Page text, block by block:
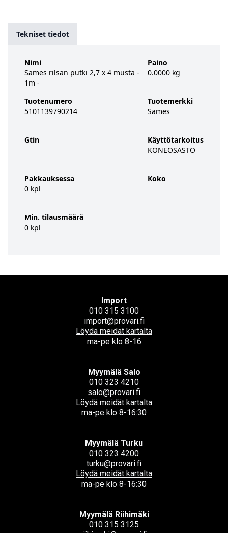
Tekniset tiedot
Nimi
Sames rilsan putki 2,7 x 4 musta -
1m -
Tuotenumero
5101139790214
Gtin
Pakkauksessa
0 kpl
Min. tilausmäärä
0 kpl
Paino
0.0000 kg
Tuotemerkki
Sames
Käyttötarkoitus
KONEOSASTO
Koko
Import
010 315 3100
import@provari.fi
Löydä meidät kartalta
ma-pe klo 8-16
Myymälä Salo
010 323 4210
salo@provari.fi
Löydä meidät kartalta
ma-pe klo 8-16:30
Myymälä Turku
010 323 4200
turku@provari.fi
Löydä meidät kartalta
ma-pe klo 8-16:30
Myymälä Riihimäki
010 315 3125